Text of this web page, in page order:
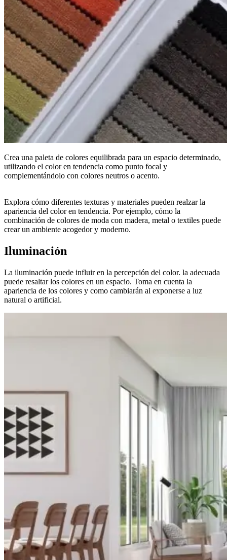
Crea una paleta de colores equilibrada para un espacio determinado,
utilizando el color en tendencia como punto focal y
complementándolo con colores neutros o acento.
Explora cómo diferentes texturas y materiales pueden realzar la
apariencia del color en tendencia. Por ejemplo, cómo la
combinación de colores de moda con madera, metal o textiles puede
crear un ambiente acogedor y moderno.
Iluminación
La iluminación puede influir en la percepción del color. la adecuada
puede resaltar los colores en un espacio. Toma en cuenta la
apariencia de los colores y como cambiarán al exponerse a luz
natural o artificial.